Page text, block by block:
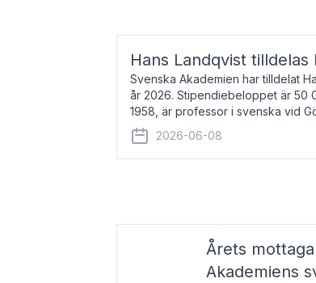
Hans Landqvist
Svenska Akademien har tilldelat
år 2026. Stipendiebeloppet är 50
1958, är professor i svenska vid
år 2000 på avhandlingen Författn
2026-06-08
Årets
Akademiens